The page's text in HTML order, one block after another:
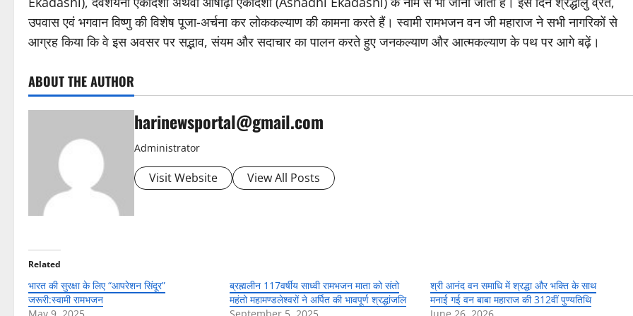
उपवास एवं भगवान विष्णु की विशेष पूजा-अर्चना कर लोककल्याण की कामना करते हैं। स्वामी रामभजन वन जी महाराज ने सभी नागरिकों से
आग्रह किया कि वे इस अवसर पर सद्भाव, संयम और सदाचार का पालन करते हुए जनकल्याण और आत्मकल्याण के पथ पर आगे बढ़ें।
ABOUT THE AUTHOR
harinewsportal@gmail.com
Administrator
Visit Website View All Posts
Related
भारत की सुरक्षा के लिए “आपरेशन सिंदूर”
जरूरी:स्वामी रामभजन
ब्रह्मलीन 117वर्षीय साध्वी रामभजन माता को संतो
महंतो महामण्डलेश्वरों ने अर्पित की भावपूर्ण श्रद्धांजलि
श्री आनंद वन समाधि में श्रद्धा और भक्ति के साथ
मनाई गई वन बाबा महाराज की 312वीं पुण्यतिथि